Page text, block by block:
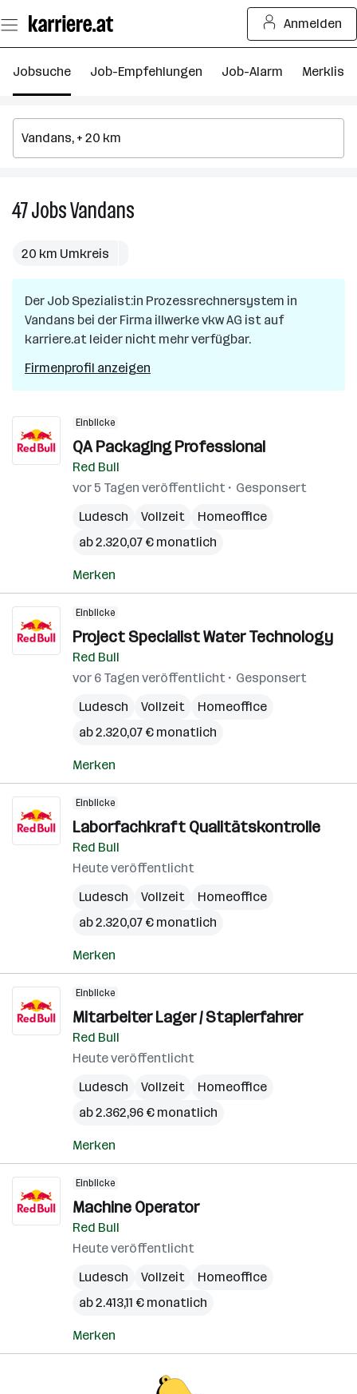
Seiteninhalt
springen
Anmelden
Jobsuche Job-Empfehlungen Job-Alarm Merkliste
47JobsVandans
20 km Umkreis
Der Job Spezialist:in Prozessrechnersystem in
Vandans bei der Firma illwerke vkw AG ist auf
karriere.at leider nicht mehr verfügbar.
Firmenprofil anzeigen
Einblicke
QA Packaging Professional
Red Bull
vor 5 Tagen veröffentlicht
Gesponsert
Ludesch
Vollzeit
Homeoffice
ab 2.320,07 € monatlich
Merken
Einblicke
Project Specialist Water Technology
Red Bull
vor 6 Tagen veröffentlicht
Gesponsert
Ludesch
Vollzeit
Homeoffice
ab 2.320,07 € monatlich
Merken
Einblicke
Laborfachkraft Qualitätskontrolle
Red Bull
Heute veröffentlicht
Ludesch
Vollzeit
Homeoffice
ab 2.320,07 € monatlich
Merken
Einblicke
Mitarbeiter Lager / Staplerfahrer
Red Bull
Heute veröffentlicht
Ludesch
Vollzeit
Homeoffice
ab 2.362,96 € monatlich
Merken
Einblicke
Machine Operator
Red Bull
Heute veröffentlicht
Ludesch
Vollzeit
Homeoffice
ab 2.413,11 € monatlich
Merken